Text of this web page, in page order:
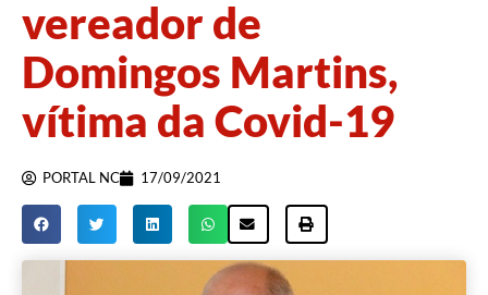
vereador de
Domingos Martins,
vítima da Covid-19
PORTAL NC 17/09/2021